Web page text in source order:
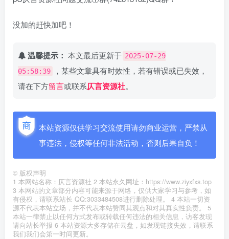
没加的赶快加吧！
温馨提示： 本文最后更新于 2025-07-29
05:58:39
，某些文章具有时效性，若有错误或已失效，
请在下方留言或联系仄言资源社。
本站资源仅供学习交流使用请勿商业运营，严禁从
事违法，侵权等任何非法活动，否则后果自负！
© 版权声明
1 本网站名称：仄言资源社 2 本站永久网址：https://www.ziyxfxs.top
3 本网站的文章部分内容可能来源于网络，仅供大家学习与参考，如
有侵权，请联系站长 QQ:3033484508进行删除处理。 4 本站一切资
源不代表本站立场，并不代表本站赞同其观点和对其真实性负责。 5
本站一律禁止以任何方式发布或转载任何违法的相关信息，访客发现
请向站长举报 6 本站资源大多存储在云盘，如发现链接失效，请联系
我们我们会第一时间更新。